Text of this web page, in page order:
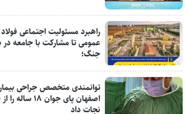
راهبرد مسئولیت اجتماعی
عمومی تا مشارکت با جامعه
جنگ؛
توانمندی متخصص جراحی
اصفهان پای
نجات داد